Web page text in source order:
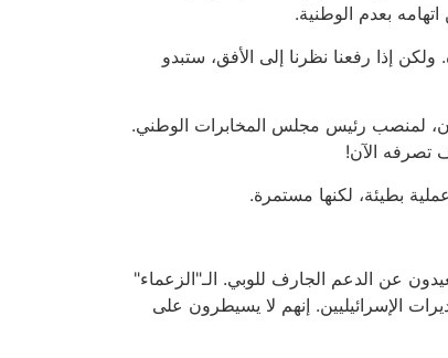
بعدم الوطنية.
إذا رفعنا نظرنا إلى الأفق، ستبدو
لمنصب رئيس مجلس المخابرات الوطني.
تصرفه الآن!
بطيئة، لكنها مستمرة.
عن الدعم الجارف للوبي. الـ"الزعماء"
الإسرائيليين. إنهم لا يسيطرون على